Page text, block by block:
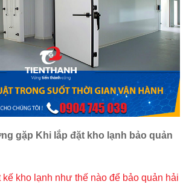
gặp Khi lắp đặt kho lạnh bảo quản
kế kho lạnh như thế nào để bảo quản hải